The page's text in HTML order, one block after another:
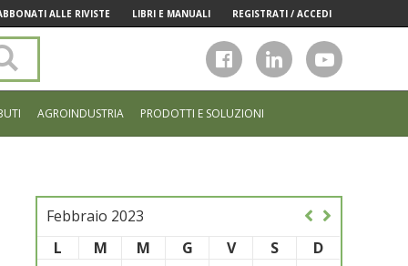
ALLE RIVISTE LIBRI E MANUALI REGISTRATI / ACCEDI
sito
AGROINDUSTRIA PRODOTTI E SOLUZIONI
Febbraio 2023
L
M M G V S
D